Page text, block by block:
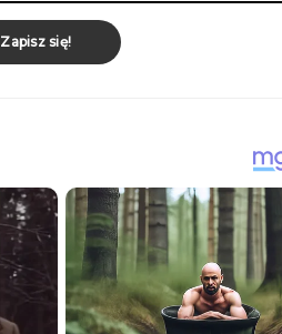
Zapisz się!